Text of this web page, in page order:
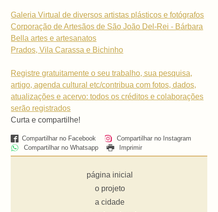
Galeria Virtual de diversos artistas plásticos e fotógrafos
Corporação de Artesãos de São João Del-Rei - Bárbara
Bella artes e artesanatos
Prados, Vila Carassa e Bichinho
Registre gratuitamente o seu trabalho, sua pesquisa,
artigo, agenda cultural etc/contribua com fotos, dados,
atualizações e acervo: todos os créditos e colaborações
serão registrados
Curta e compartilhe!
Compartilhar no Facebook
Compartilhar no Instagram
Compartilhar no Whatsapp
Imprimir
página inicial
o projeto
a cidade